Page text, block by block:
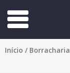
Início / Borracharia